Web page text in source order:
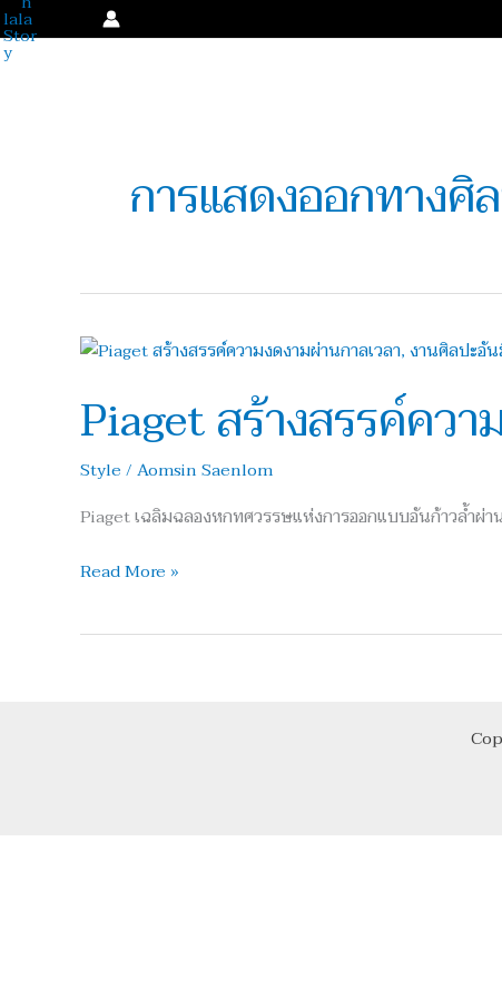
Skip
to
การแสดงออกทางศิ
Piaget สร้างสรรค์คว
Style/Aomsin Saenlom
Piaget เฉลิมฉลองหกทศวรรษแห่งการออกแบบอันก้าวล้ำผ่
Piaget
ความ
งดงาม
ผ่าน
เวลา
สู่
Read More »